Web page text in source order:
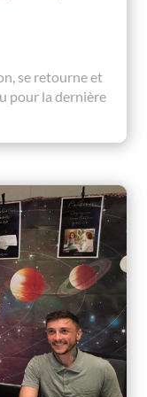
se retourne et
pour la dernière